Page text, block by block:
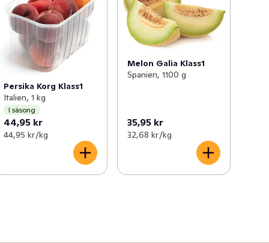
Persika Korg Klass1
Italien, 1 kg
I säsong
44,95 kr
44,95 kr /kg
Melon Galia Klass1
Spanien, 1100 g
35,95 kr
32,68 kr /kg